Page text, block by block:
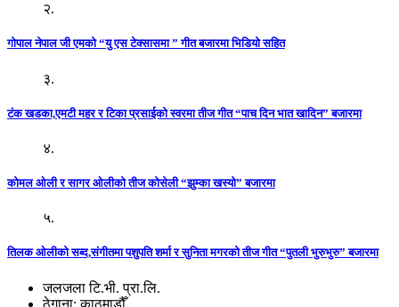
२.
गोपाल नेपाल जी एमको “यु एस टेक्सासमा ” गीत बजारमा भिडियो सहित
३.
टंक खडका,एमटी महर र टिका प्रसाईको स्वरमा तीज गीत “पाच दिन भात खादिन” बजारमा
४.
कोमल ओली र सागर ओलीको तीज कोसेली “झुम्का खस्यो” बजारमा
५.
तिलक ओलीको सब्द,संगीतमा पशुपति शर्मा र सुनिता मगरको तीज गीत “पुतली भुरुभुरु” बजारमा
जलजला टि.भी. प्रा.लि.
ठेगाना: काठमाडौँ